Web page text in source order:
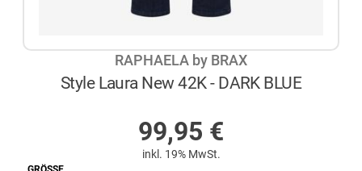
RAPHAELA by BRAX
Style Laura New 42K - DARK BLUE
99,95 €
inkl. 19% MwSt.